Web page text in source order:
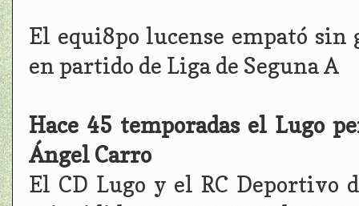
El equi8po lucense empató sin
en partido de Liga de Seguna A
Hace 45 temporadas el Lugo
Ángel Carro
El CD Lugo y el RC Deportivo